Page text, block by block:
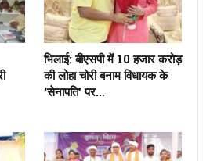
भिलाई: बीएसपी में 10 हजार करोड़
की लोहा चोरी बनाम विधायक के
‘सेनापति’ पर…